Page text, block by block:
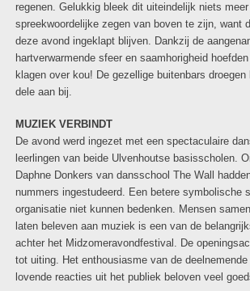
regenen. Gelukkig bleek dit uiteindelijk niets
spreekwoordelijke zegen van boven te zijn, want
deze avond ingeklapt blijven. Dankzij de
hartverwarmende sfeer en saamhorigheid
klagen over kou! De gezellige buitenbars
dele aan bij.
MUZIEK VERBINDT
De avond werd ingezet met een spectaculaire
leerlingen van beide Ulvenhoutse basisscholen.
Daphne Donkers van dansschool The Wall
nummers ingestudeerd. Een betere symbolische
organisatie niet kunnen bedenken. Mensen
laten beleven aan muziek is een van de
achter het Midzomeravondfestival. De
tot uiting. Het enthousiasme van de
lovende reacties uit het publiek beloven veel